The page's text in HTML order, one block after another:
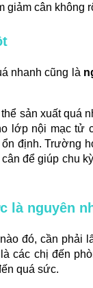
giảm cân không
nhanh cũng là
sản xuất quá
lớp nội mạc tử
định. Trường
để giúp chu
là nguyên
đó, cần phải
các chị đến
quá sức.